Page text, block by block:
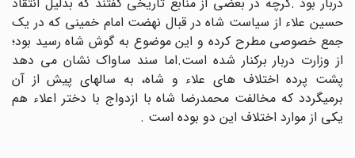
حسین علاء از سیاست شاه در قبال نهضت امام خمینی که در یک
جمع خصوصی مطرح کرده و این موضوع به گوش شاه رسید بود؛
از وزارت دربار برکنار شده است.اما سند ساواک نشان می دهد
پشت پرده اختلاف های علاء و شاه، به سالهای پیش از آن
برمیگردد که مخالفت محمدرضا شاه با ازدواج با دختر اعلاء هم
یکی از موارد اختلاف این دو بوده است .